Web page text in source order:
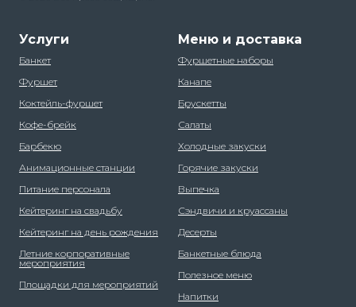
Услуги
Банкет
Фуршет
Коктейль-фуршет
Кофе-брейк
Барбекю
Анимационные станции
Питание персонала
Кейтеринг на свадьбу
Кейтеринг на день рождения
Летние корпоративные
мероприятия
Площадки для мероприятий
Меню и доставка
Фуршетные наборы
Канапе
Брускетты
Салаты
Холодные закуски
Горячие закуски
Выпечка
Сэндвичи и круассаны
Десерты
Банкетные блюда
Полезное меню
Напитки